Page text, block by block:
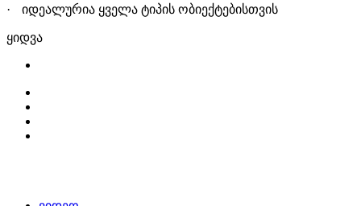
· იდეალურია ყველა ტიპის ობიექტებისთვის
ყიდვა